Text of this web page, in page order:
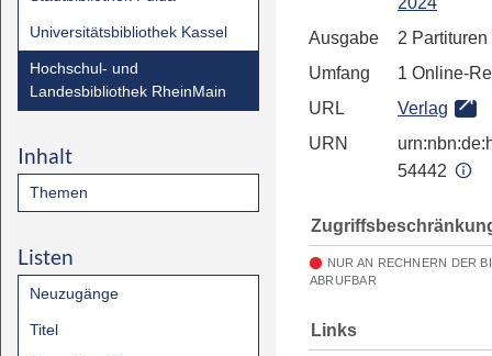
Universitätsbibliothek Kassel
Hochschul- und
Landesbibliothek RheinMain
Inhalt
Themen
Listen
Neuzugänge
Titel
Ausgabe
2 Partituren
Umfang
1 Online-
URL
Verlag
URN
54442
NUR AN RECHNERN DER
ABRUFBAR
Links